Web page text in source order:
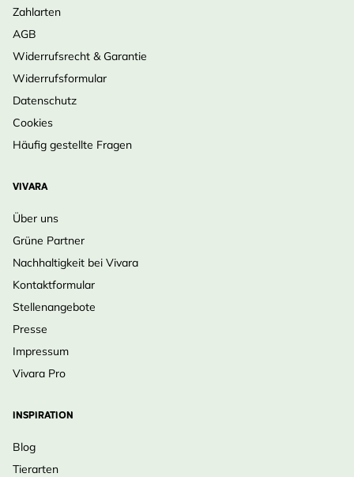
Zahlarten
AGB
Widerrufsrecht & Garantie
Widerrufsformular
Datenschutz
Cookies
Häufig gestellte Fragen
VIVARA
Über uns
Grüne Partner
Nachhaltigkeit bei Vivara
Kontaktformular
Stellenangebote
Presse
Impressum
Vivara Pro
INSPIRATION
Blog
Tierarten